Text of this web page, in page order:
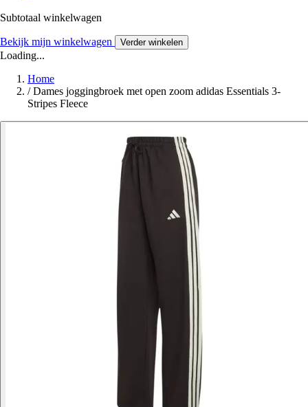
Subtotaal winkelwagen
Bekijk mijn winkelwagen Verder winkelen
Loading...
Home
/ Dames joggingbroek met open zoom adidas Essentials 3-
Stripes Fleece